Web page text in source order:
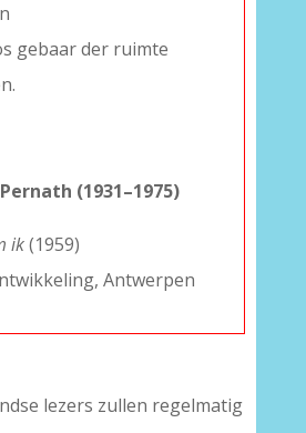
gebaar der ruimte
(1931–1975)
ik(1959)
Antwerpen
lezers zullen regelmatig